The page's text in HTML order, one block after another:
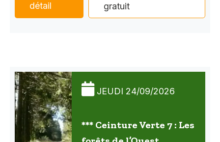
détail
gratuit
JEUDI 24/09/2026
*** Ceinture Verte 7 : Les